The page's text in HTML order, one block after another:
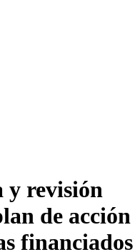
y revisión
de acción
financiados